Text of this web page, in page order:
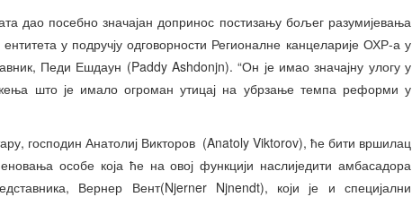
дао посебно значајан допринос постизању бољег разумијевања
у подручју одговорности Регионалне канцеларије ОХР-а у
Педи Ешдаун (Paddy Ashdonjn). “Он је имао значајну улогу у
што је имало огроман утицај на убрзање темпа реформи у
господин Анатолиј Викторов (Anatoly Viktorov), ће бити вршилац
особе која ће на овој функцији наслиједити амбасадора
Вернер Вент(Njerner Njnendt), који је и специјални